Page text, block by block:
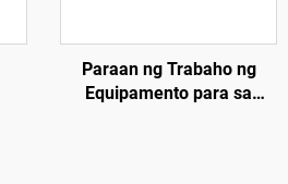
Paraan ng Trabaho ng
Equipamento para sa